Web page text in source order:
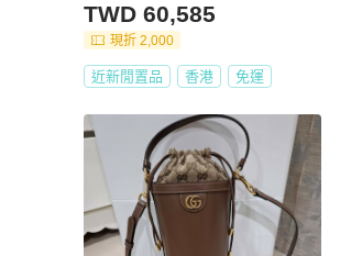
TWD 60,585
現折 2,000
近新閒置品 香港 免運